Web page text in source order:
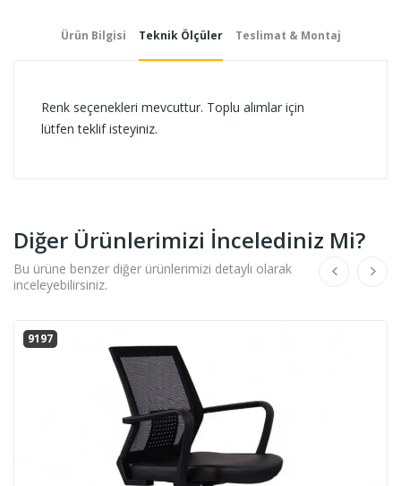
Ürün Bilgisi Teknik Ölçüler Teslimat & Montaj
Renk seçenekleri mevcuttur. Toplu alımlar için
lütfen teklif isteyiniz.
Diğer Ürünlerimizi İncelediniz Mi?
Bu ürüne benzer diğer ürünlerimizi detaylı olarak
inceleyebilirsiniz.
9197